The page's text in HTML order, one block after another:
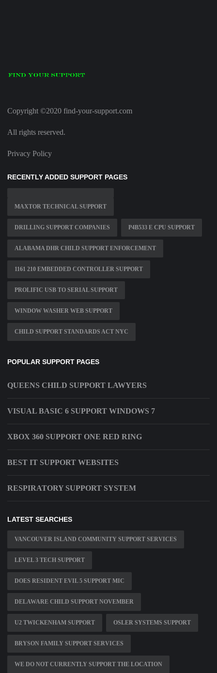
Copyright ©2020 find-your-support.com
All rights reserved.
Privacy Policy
RECENTLY ADDED SUPPORT PAGES
MAXTOR TECHNICAL SUPPORT
DRILLING SUPPORT COMPANIES P4B533 E CPU SUPPORT
ALABAMA DHR CHILD SUPPORT ENFORCEMENT
1161 210 EMBEDDED CONTROLLER SUPPORT
PROLIFIC USB TO SERIAL SUPPORT
WINDOW WASHER WEB SUPPORT
CHILD SUPPORT STANDARDS ACT NYC
POPULAR SUPPORT PAGES
QUEENS CHILD SUPPORT LAWYERS
VISUAL BASIC 6 SUPPORT WINDOWS 7
XBOX 360 SUPPORT ONE RED RING
BEST IT SUPPORT WEBSITES
RESPIRATORY SUPPORT SYSTEM
LATEST SEARCHES
VANCOUVER ISLAND COMMUNITY SUPPORT SERVICES
LEVEL 3 TECH SUPPORT
DOES RESIDENT EVIL 5 SUPPORT MIC
DELAWARE CHILD SUPPORT NOVEMBER
U2 TWICKENHAM SUPPORT OSLER SYSTEMS SUPPORT
BRYSON FAMILY SUPPORT SERVICES
WE DO NOT CURRENTLY SUPPORT THE LOCATION